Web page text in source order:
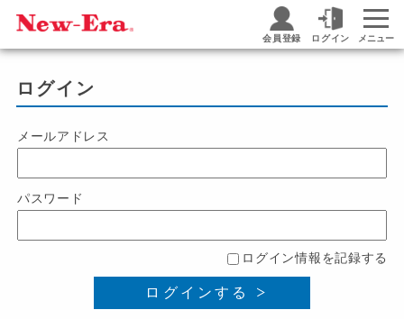
会員登録 ログイン メニュー
ログイン
メールアドレス
パスワード
ログイン情報を記録する
ログインする